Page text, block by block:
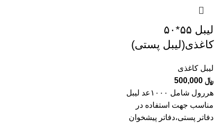
لیبل ۵۵*۵۰
کاغذی(لیبل پستی)
لیبل کاغذی
﷼
هررول شامل ۱۰۰۰عد لیبل
مناسب جهت استفاده در
دفاتر پستی،دفاتر پیشخوان